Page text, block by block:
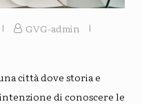
GVG-admin
città dove storia e
di conoscere le